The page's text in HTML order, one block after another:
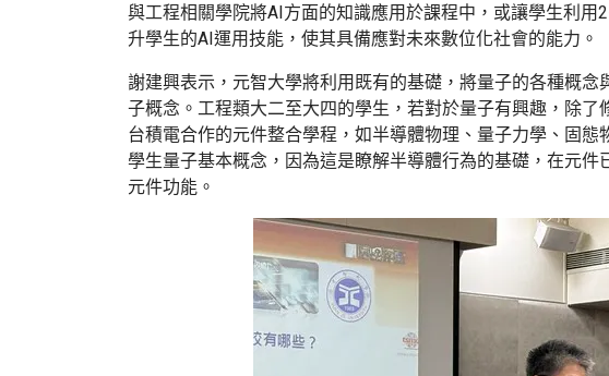
與工程相關學院將AI方面的知識應用於課程中，或讓學生利
升學生的AI運用技能，使其具備應對未來數位化社會的能力。
謝建興表示，元智大學將利用既有的基礎，將量子的各種概
子概念。工程類大二至大四的學生，若對於量子有興趣，除
台積電合作的元件整合學程，如半導體物理、量子力學、固
學生量子基本概念，因為這是瞭解半導體行為的基礎，在元
元件功能。